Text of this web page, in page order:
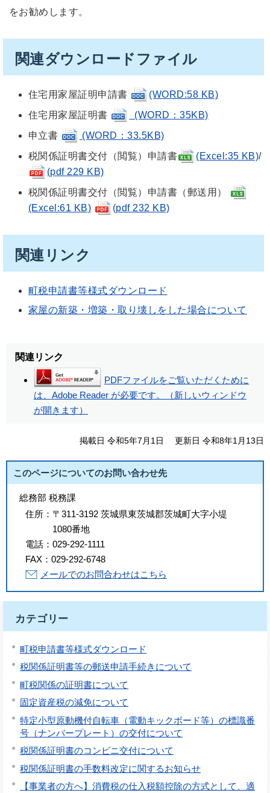
をお勧めします。
関連ダウンロードファイル
住宅用家屋証明申請書
(WORD:58 KB)
住宅用家屋証明書
(WORD：35KB)
申立書
(WORD：33.5KB)
税関係証明書交付（閲覧）申請書
(Excel:35 KB)/
(pdf 229 KB)
税関係証明書交付（閲覧）申請書（郵送用）
(Excel:61 KB)
(pdf 232 KB)
関連リンク
町税申請書等様式ダウンロード
家屋の新築・増築・取り壊しをした場合について
関連リンク
PDFファイルをご覧いただくために
は、Adobe Reader が必要です。（新しいウィンドウ
が開きます）
掲載日 令和5年7月1日 更新日 令和8年1月13日
このページについてのお問い合わせ先
総務部 税務課
住所： 〒311-3192 茨城県東茨城郡茨城町大字小堤
1080番地
電話： 029-292-1111
FAX： 029-292-6748
メールでのお問合わせはこちら
カテゴリー
町税申請書等様式ダウンロード
税関係証明書等の郵送申請手続きについて
町税関係の証明書について
固定資産税の減免について
特定小型原動機付自転車（電動キックボード等）の標識番
号（ナンバープレート）の交付について
税関係証明書のコンビニ交付について
税関係証明書の手数料改定に関するお知らせ
【事業者の方へ】消費税の仕入税額控除の方式として、適